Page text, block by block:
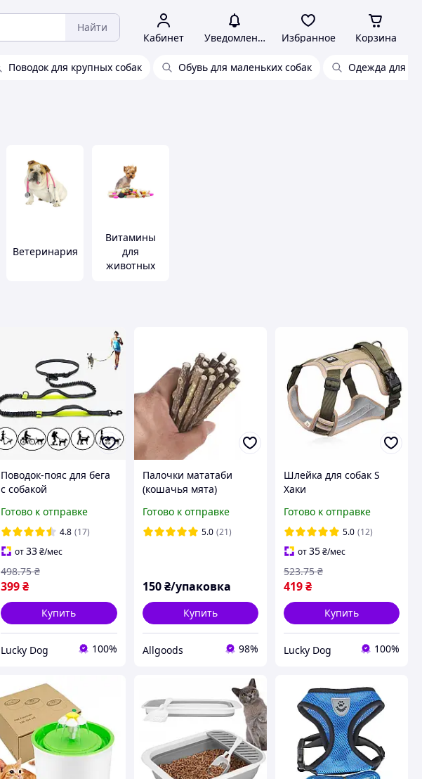
Найти
Кабинет Уведомления Избранное Корзина
Поводок для крупных собак Обувь для маленьких собак Одежда для
Ветеринария
Витамины
для
животных
Поводок-пояс для бега
с собакой
Готово к отправке
4.8 (17)
от33₴/мес
399₴
498.75 ₴
Купить
Lucky Dog 100%
Палочки мататаби
(кошачья мята)
стресса. 20шт/уп
Готово к отправке
5.0 (21)
150 ₴/упаковка
Купить
Allgoods 98%
Шлейка для собак S
Хаки
Готово к отправке
5.0 (12)
от35₴/мес
419₴
523.75 ₴
Купить
Lucky Dog 100%